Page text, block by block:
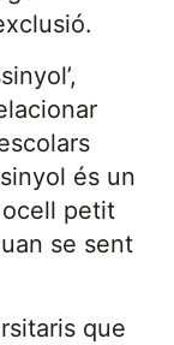
és un
ocell petit
se sent
que